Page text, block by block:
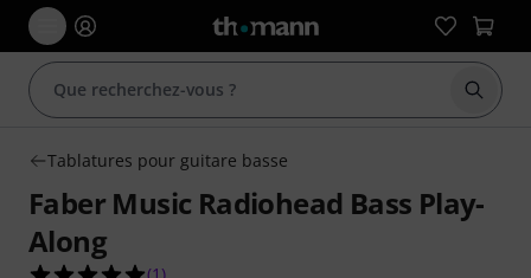
Tablatures pour guitare basse
Faber Music Radiohead Bass Play-
Along
5.0 étoiles sur 5 d'après 1 évaluations clients